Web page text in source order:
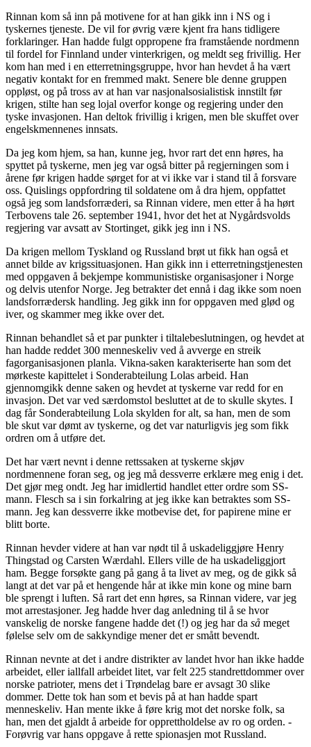
Rinnan kom så inn på motivene for at han gikk inn i NS og i
tyskernes tjeneste. De vil for øvrig være kjent fra hans tidligere
forklaringer. Han hadde fulgt oppropene fra framstående nordmenn
til fordel for Finnland under vinterkrigen, og meldt seg frivillig. Her
kom han med i en etterretningsgruppe, hvor han hevdet å ha vært
negativ kontakt for en fremmed makt. Senere ble denne gruppen
oppløst, og på tross av at han var nasjonalsosialistisk innstilt før
krigen, stilte han seg lojal overfor konge og regjering under den
tyske invasjonen. Han deltok frivillig i krigen, men ble skuffet over
engelskmennenes innsats.
Da jeg kom hjem, sa han, kunne jeg, hvor rart det enn høres, ha
spyttet på tyskerne, men jeg var også bitter på regjerningen som i
årene før krigen hadde sørget for at vi ikke var i stand til å forsvare
oss. Quislings oppfordring til soldatene om å dra hjem, oppfattet
også jeg som landsforræderi, sa Rinnan videre, men etter å ha hørt
Terbovens tale 26. september 1941, hvor det het at Nygårdsvolds
regjering var avsatt av Stortinget, gikk jeg inn i NS.
Da krigen mellom Tyskland og Russland brøt ut fikk han også et
annet bilde av krigssituasjonen. Han gikk inn i etterretningstjenesten
med oppgaven å bekjempe kommunistiske organisasjoner i Norge
og delvis utenfor Norge. Jeg betrakter det ennå i dag ikke som noen
landsforrædersk handling. Jeg gikk inn for oppgaven med glød og
iver, og skammer meg ikke over det.
Rinnan behandlet så et par punkter i tiltalebeslutningen, og hevdet at
han hadde reddet 300 menneskeliv ved å avverge en streik
fagorganisasjonen planla. Vikna-saken karakteriserte han som det
mørkeste kapittelet i Sonderabteilung Lolas arbeid. Han
gjennomgikk denne saken og hevdet at tyskerne var redd for en
invasjon. Det var ved særdomstol besluttet at de to skulle skytes. I
dag får Sonderabteilung Lola skylden for alt, sa han, men de som
ble skut var dømt av tyskerne, og det var naturligvis jeg som fikk
ordren om å utføre det.
Det har vært nevnt i denne rettssaken at tyskerne skjøv
nordmennene foran seg, og jeg må dessverre erklære meg enig i det.
Det gjør meg ondt. Jeg har imidlertid handlet etter ordre som SS-
mann. Flesch sa i sin forkalring at jeg ikke kan betraktes som SS-
mann. Jeg kan dessverre ikke motbevise det, for papirene mine er
blitt borte.
Rinnan hevder videre at han var nødt til å uskadeliggjøre Henry
Thingstad og Carsten Wærdahl. Ellers ville de ha uskadeliggjort
ham. Begge forsøkte gang på gang å ta livet av meg, og de gikk så
langt at det var på et hengende hår at ikke min kone og mine barn
ble sprengt i luften. Så rart det enn høres, sa Rinnan videre, var jeg
mot arrestasjoner. Jeg hadde hver dag anledning til å se hvor
vanskelig de norske fangene hadde det (!) og jeg har da så meget
følelse selv om de sakkyndige mener det er smått bevendt.
Rinnan nevnte at det i andre distrikter av landet hvor han ikke hadde
arbeidet, eller iallfall arbeidet litet, var felt 225 standrettdommer over
norske patrioter, mens det i Trøndelag bare er avsagt 30 slike
dommer. Dette tok han som et bevis på at han hadde spart
menneskeliv. Han mente ikke å føre krig mot det norske folk, sa
han, men det gjaldt å arbeide for opprettholdelse av ro og orden. -
Forøvrig var hans oppgave å rette spionasjen mot Russland.